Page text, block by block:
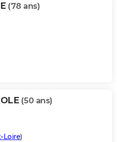
(78 ans)
(50 ans)
Loire)